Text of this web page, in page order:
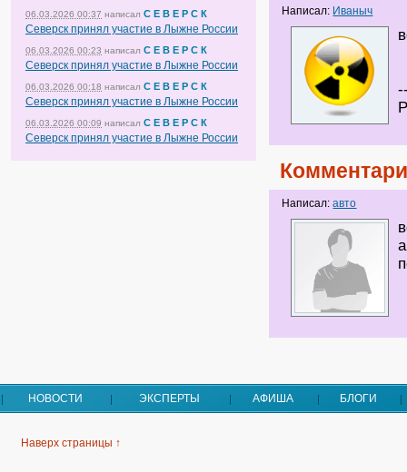
06.03.2026 00:37 написал С Е В Е Р С К
Северск принял участие в Лыжне России
06.03.2026 00:23 написал С Е В Е Р С К
Северск принял участие в Лыжне России
06.03.2026 00:18 написал С Е В Е Р С К
Северск принял участие в Лыжне России
06.03.2026 00:09 написал С Е В Е Р С К
Северск принял участие в Лыжне России
Написал: Иваныч
Написал:авто
НОВОСТИ ЭКСПЕРТЫ АФИША БЛОГИ
Наверх страницы ↑